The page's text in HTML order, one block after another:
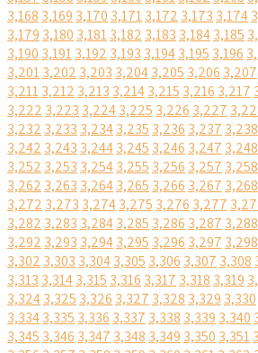
3,168 3,169 3,170 3,1713,172 3,173 3,174
3,179 3,180 3,1813,182 3,183 3,1843,185
3,190 3,1913,192 3,193 3,1943,195 3,196
3,2013,202 3,203 3,2043,205 3,206 3,207
3,2113,212 3,213 3,2143,215 3,216 3,217
3,222 3,223 3,2243,225 3,226 3,227
3,232 3,233 3,2343,235 3,236 3,237 3,238
3,242 3,243 3,2443,245 3,246 3,247 3,248
3,252 3,253 3,2543,255 3,256 3,257 3,258
3,262 3,263 3,2643,265 3,266 3,267 3,268
3,272 3,273 3,2743,275 3,276 3,277
3,282 3,283 3,2843,285 3,286 3,287 3,288
3,292 3,293 3,2943,295 3,296 3,297 3,298
3,302 3,303 3,3043,305 3,306 3,307 3,308
3,313 3,3143,315 3,316 3,317 3,318 3,319
3,3243,325 3,326 3,327 3,328 3,329 3,330
3,3343,335 3,336 3,337 3,338 3,339 3,340
3,345 3,346 3,347 3,348 3,349 3,350 3,351